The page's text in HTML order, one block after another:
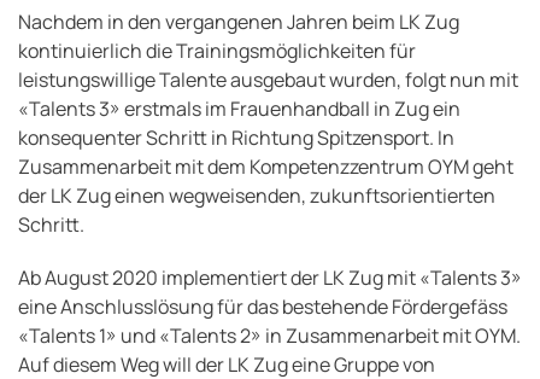
Nachdem in den vergangenen Jahren beim LK Zug
kontinuierlich die Trainingsmöglichkeiten für
leistungswillige Talente ausgebaut wurden, folgt nun mit
«Talents 3» erstmals im Frauenhandball in Zug ein
konsequenter Schritt in Richtung Spitzensport. In
Zusammenarbeit mit dem Kompetenzzentrum OYM geht
der LK Zug einen wegweisenden, zukunftsorientierten
Schritt.
Ab August 2020 implementiert der LK Zug mit «Talents 3»
eine Anschlusslösung für das bestehende Fördergefäss
«Talents 1» und «Talents 2» in Zusammenarbeit mit OYM.
Auf diesem Weg will der LK Zug eine Gruppe von